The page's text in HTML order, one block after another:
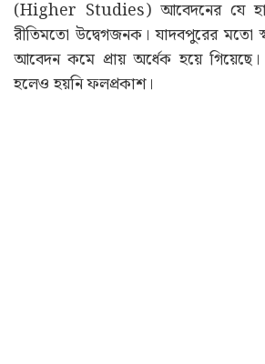
(Higher Studies) আবেদনের যে
রীতিমতো উদ্বেগজনক। যাদবপুরের মতো
আবেদন কমে প্রায় অর্ধেক হয়ে গিয়েছে।
হলেও হয়নি ফলপ্রকাশ।